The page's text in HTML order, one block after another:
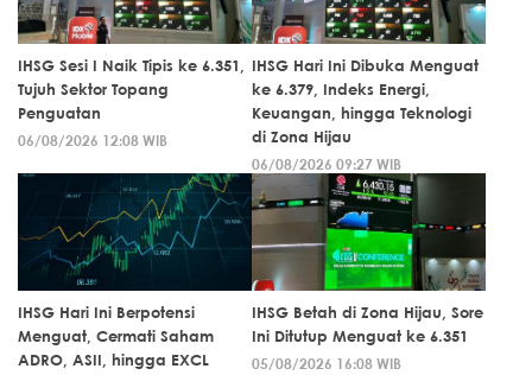
IHSG Sesi I Naik Tipis ke 6.351,
Tujuh Sektor Topang
Penguatan
06/08/2026 12:08 WIB
IHSG Hari Ini Dibuka Menguat
ke 6.379, Indeks Energi,
Keuangan, hingga Teknologi
di Zona Hijau
06/08/2026 09:27 WIB
IHSG Hari Ini Berpotensi
Menguat, Cermati Saham
ADRO, ASII, hingga EXCL
IHSG Betah di Zona Hijau, Sore
Ini Ditutup Menguat ke 6.351
05/08/2026 16:08 WIB